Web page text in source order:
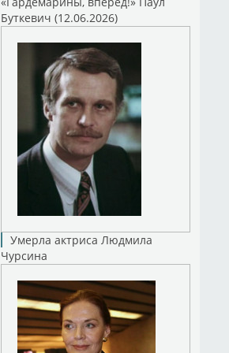
Буткевич (12.06.2026)
Умерла актриса Людмила
Чурсина